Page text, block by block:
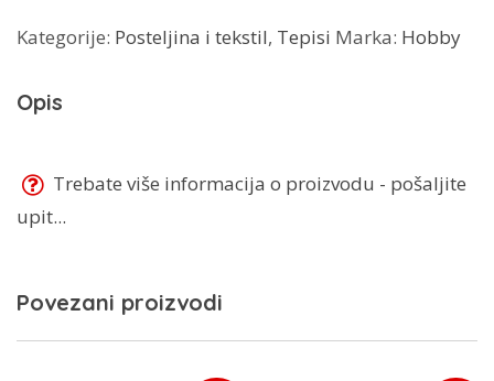
količina
Kategorije: Posteljina i tekstil, Tepisi Marka: Hobby
Opis
Trebate više informacija o proizvodu - pošaljite
upit...
Povezani proizvodi